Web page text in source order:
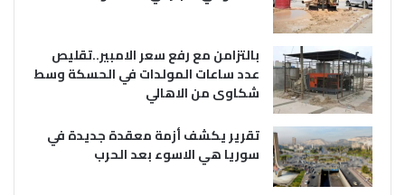
بالتزامن مع رفع سعر الامبير..تقليص
عدد ساعات المولدات في الحسكة وسط
شكاوى من الاهالي
تقرير يكشف أزمة معقدة جديدة في
سوريا هي الاسوء بعد الحرب